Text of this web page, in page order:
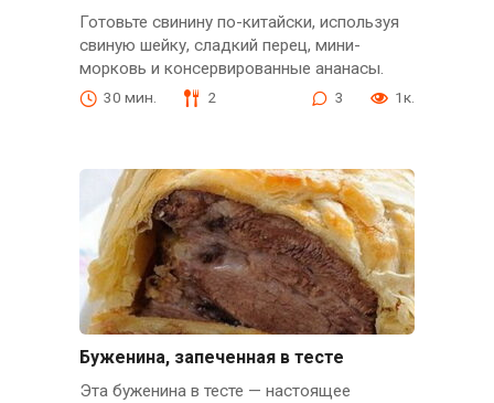
Готовьте свинину по-китайски, используя
свиную шейку, сладкий перец, мини-
морковь и консервированные ананасы.
30 мин. 2 3 1к.
Буженина, запеченная в тесте
Эта буженина в тесте — настоящее